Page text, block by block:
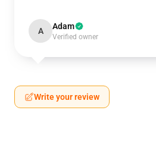
A Adam
Verified owner
Write your review